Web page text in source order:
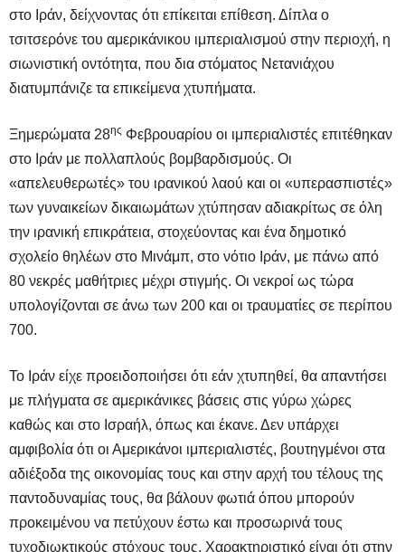
στο Ιράν, δείχνοντας ότι επίκειται επίθεση. Δίπλα ο
τσιτσερόνε του αμερικάνικου ιμπεριαλισμού στην περιοχή, η
σιωνιστική οντότητα, που δια στόματος Νετανιάχου
διατυμπάνιζε τα επικείμενα χτυπήματα.
Ξημερώματα 28ης Φεβρουαρίου οι ιμπεριαλιστές επιτέθηκαν
στο Ιράν με πολλαπλούς βομβαρδισμούς. Οι
«απελευθερωτές» του ιρανικού λαού και οι «υπερασπιστές»
των γυναικείων δικαιωμάτων χτύπησαν αδιακρίτως σε όλη
την ιρανική επικράτεια, στοχεύοντας και ένα δημοτικό
σχολείο θηλέων στο Μινάμπ, στο νότιο Ιράν, με πάνω από
80 νεκρές μαθήτριες μέχρι στιγμής. Οι νεκροί ως τώρα
υπολογίζονται σε άνω των 200 και οι τραυματίες σε περίπου
700.
Το Ιράν είχε προειδοποιήσει ότι εάν χτυπηθεί, θα απαντήσει
με πλήγματα σε αμερικάνικες βάσεις στις γύρω χώρες
καθώς και στο Ισραήλ, όπως και έκανε. Δεν υπάρχει
αμφιβολία ότι οι Αμερικάνοι ιμπεριαλιστές, βουτηγμένοι στα
αδιέξοδα της οικονομίας τους και στην αρχή του τέλους της
παντοδυναμίας τους, θα βάλουν φωτιά όπου μπορούν
προκειμένου να πετύχουν έστω και προσωρινά τους
τυχοδιωκτικούς στόχους τους. Χαρακτηριστικό είναι ότι στην